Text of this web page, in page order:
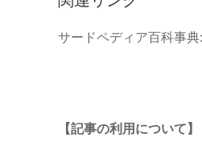
サードペディア百科事典:
【記事の利用について】